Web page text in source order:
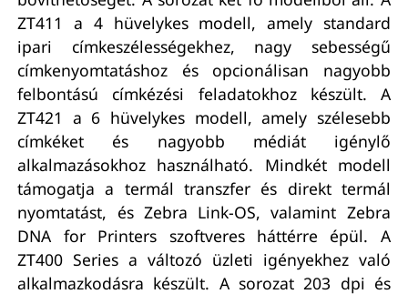
ZT411 a 4 hüvelykes modell, amely standard
ipari címkeszélességekhez, nagy sebességű
címkenyomtatáshoz és opcionálisan nagyobb
felbontású címkézési feladatokhoz készült. A
ZT421 a 6 hüvelykes modell, amely szélesebb
címkéket és nagyobb médiát igénylő
alkalmazásokhoz használható. Mindkét modell
támogatja a termál transzfer és direkt termál
nyomtatást, és Zebra Link-OS, valamint Zebra
DNA for Printers szoftveres háttérre épül. A
ZT400 Series a változó üzleti igényekhez való
alkalmazkodásra készült. A sorozat 203 dpi és